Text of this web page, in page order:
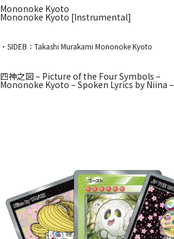
Mononoke Kyoto
Mononoke Kyoto [Instrumental]
・SIDEB：Takashi Murakami Mononoke Kyoto
四神之図 – Picture of the Four Symbols –
Mononoke Kyoto – Spoken Lyrics by Niina –